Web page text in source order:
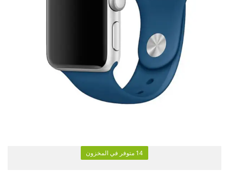
14 متوفر في المخزون